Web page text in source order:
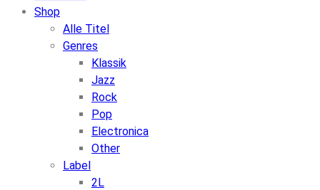
Shop
Alle Titel
Genres
Klassik
Jazz
Rock
Pop
Electronica
Other
Label
2L